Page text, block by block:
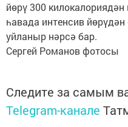
йөрү 300
һавада интенсив
уйланыр нәрсә бар.
Сергей Романов фотосы
Следите за самым
Telegram-канале